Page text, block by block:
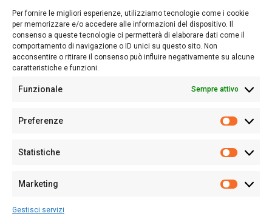
Per fornire le migliori esperienze, utilizziamo tecnologie come i cookie
per memorizzare e/o accedere alle informazioni del dispositivo. Il
consenso a queste tecnologie ci permetterà di elaborare dati come il
comportamento di navigazione o ID unici su questo sito. Non
acconsentire o ritirare il consenso può influire negativamente su alcune
caratteristiche e funzioni.
Funzionale Sempre attivo
Preferenze
Statistiche
Marketing
Gestisci servizi
lettori su quanto accade in Sardegna, con un occhio rivolto al
nostro passato e, soprattutto, al nostro futuro
Follow Us
Sede:Via Cristoforo Colombo 09013 Carbonia
Partita IVA02270380922
128/2020 del 10/02/2020
Per la Pubblicità: